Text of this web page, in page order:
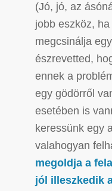
(Jó, jó, az
jobb eszköz,
megcsinálja
észrevetted,
ennek a
egy gödörről
esetében is
keressünk egy
valahogyan
megoldja a
jól illeszkedik